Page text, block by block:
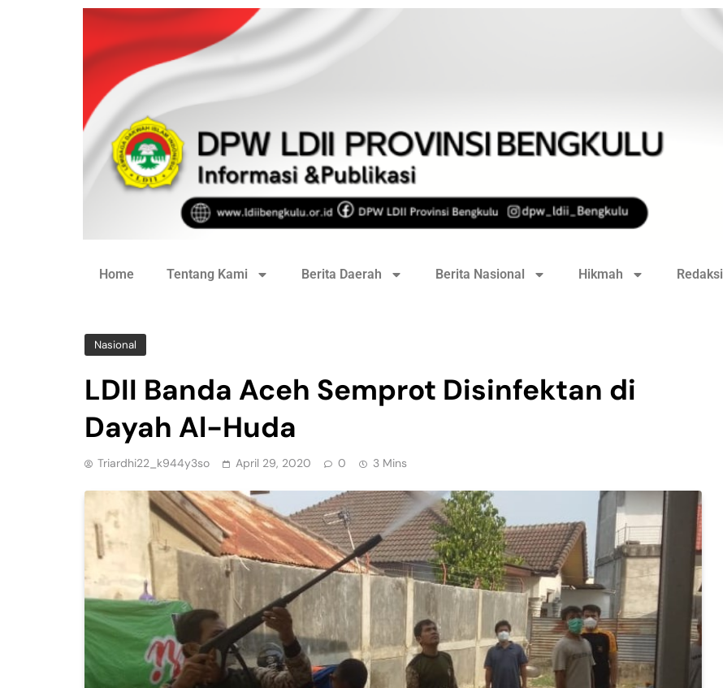
Home Tentang Kami Berita Daerah Berita Nasional Hikmah Redaksi
Nasional
LDII Banda Aceh Semprot Disinfektan di
Dayah Al-Huda
Triardhi22_k944y3so April 29, 2020 0 3 Mins